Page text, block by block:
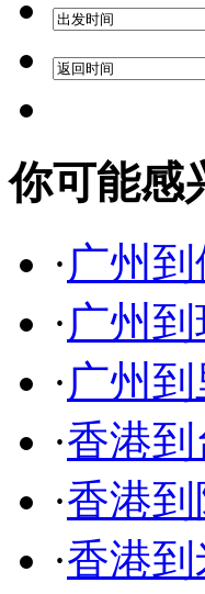
你可能感
·广州
·广州
·广州
·香港
·香港
·香港